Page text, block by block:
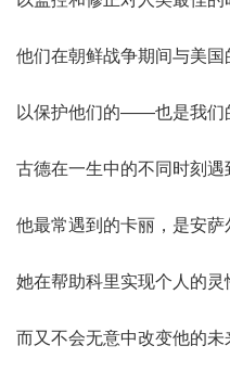
他们在朝鲜战争期间与美国
以保护他们的——也是我们
古德在一生中的不同时刻遇
他最常遇到的卡丽，是安萨
她在帮助科里实现个人的灵
而又不会无意中改变他的未